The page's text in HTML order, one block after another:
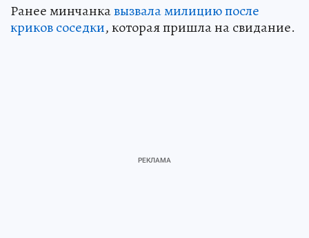
Ранее минчанкавызвала милицию после
криков соседки, которая пришла на свидание.